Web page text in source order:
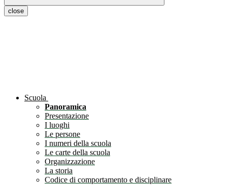
close
Scuola
Panoramica
Presentazione
I luoghi
Le persone
I numeri della scuola
Le carte della scuola
Organizzazione
La storia
Codice di comportamento e disciplinare